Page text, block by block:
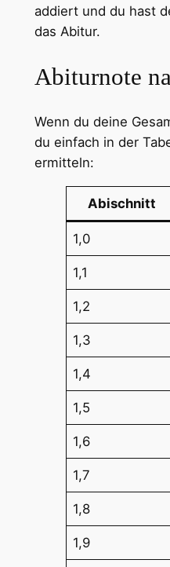
addiert und du hast
das Abitur.
Abiturnote
Wenn du deine
du einfach in der
ermitteln:
Abischnitt
1,0
1,1
1,2
1,3
1,4
1,5
1,6
1,7
1,8
1,9